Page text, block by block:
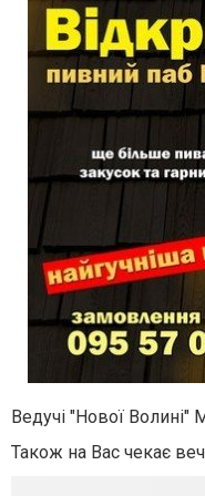
Ведучі "Нової
Також на Вас чекає